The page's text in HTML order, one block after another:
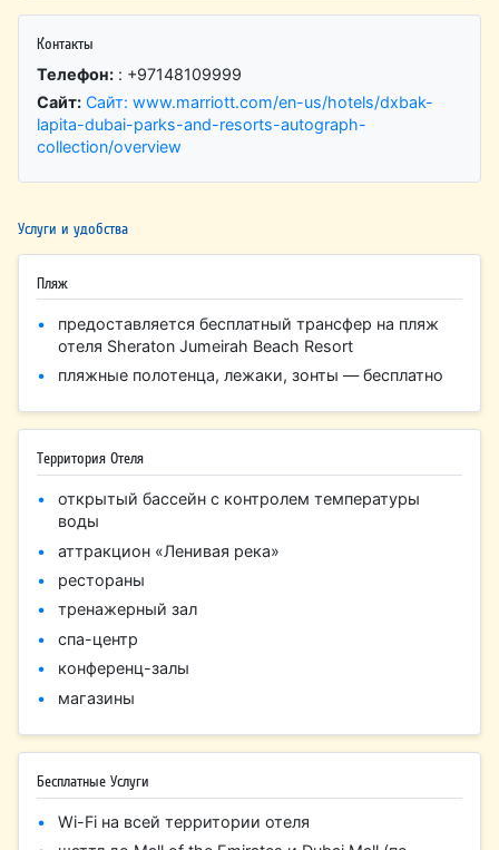
Контакты
Телефон: : +97148109999
Сайт: Сайт: www.marriott.com/en-us/hotels/dxbak-
lapita-dubai-parks-and-resorts-autograph-
collection/overview
Услуги и удобства
Пляж
предоставляется бесплатный трансфер на пляж
отеля Sheraton Jumeirah Beach Resort
пляжные полотенца, лежаки, зонты — бесплатно
Территория Отеля
открытый бассейн с контролем температуры
воды
аттракцион «Ленивая река»
рестораны
тренажерный зал
спа-центр
конференц-залы
магазины
Бесплатные Услуги
Wi-Fi на всей территории отеля